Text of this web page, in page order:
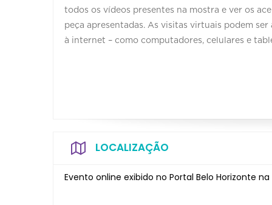
todos os vídeos presentes na mostra e ver os
peça apresentadas. As visitas virtuais podem
à internet – como computadores, celulares e
LOCALIZAÇÃO
Evento online exibido no Portal Belo Horizonte